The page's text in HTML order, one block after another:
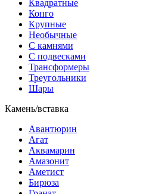
Квадратные
Конго
Крупные
Необычные
С камнями
С подвесками
Трансформеры
Треугольники
Шары
Камень/вставка
Авантюрин
Агат
Аквамарин
Амазонит
Аметист
Бирюза